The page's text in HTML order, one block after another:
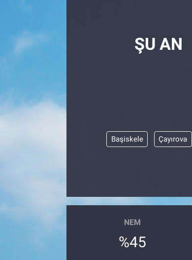
ŞU AN
Başiskele Çayırova
NEM
%45